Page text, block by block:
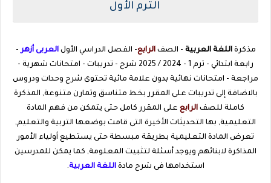
الترم الأول
مذكرةاللغة العربية- الصفالرابع- الفصل الدراسي الأولالعربى أزهر-
رابعة ابتدائي - ترم 1 - 2024 / 2025 شرح - تدريبات - امتحانات شهرية -
مراجعة - امتحانات نهائية بدون علامة مائية تحتوى شرح وحدات ودروس
بالاضافة إلى تدريبات على المقرر بخط متناسق وتمارن متنوعة, المذكرة
كاملة للصفالرابععلى المقرر كامل حتى يتمكن من فهم المادة
التعليمية, بها التحديثات الأخيرة التى قامت بوضعها التربية والتعليم,
تعرض المادة التعليمية بطريقة مبسطة حتى يستطيع أولياء الأمور
المذاكرة لابنائهم ويوجد أسئلة لتثبيت المعلومة, كما يمكن للمدرسين
استخدامها فى شرح مادةاللغة العربية.